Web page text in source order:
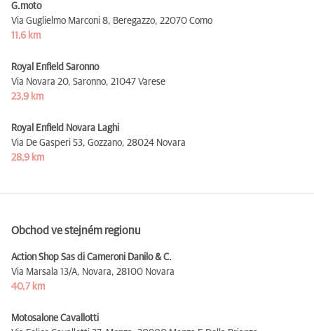
G.moto
Via Guglielmo Marconi 8, Beregazzo, 22070 Como
11,6 km
Royal Enfield Saronno
Via Novara 20, Saronno, 21047 Varese
23,9 km
Royal Enfield Novara Laghi
Via De Gasperi 53, Gozzano, 28024 Novara
28,9 km
Obchod ve stejném regionu
Action Shop Sas di Cameroni Danilo & C.
Via Marsala 13/A, Novara, 28100 Novara
40,7 km
Motosalone Cavallotti